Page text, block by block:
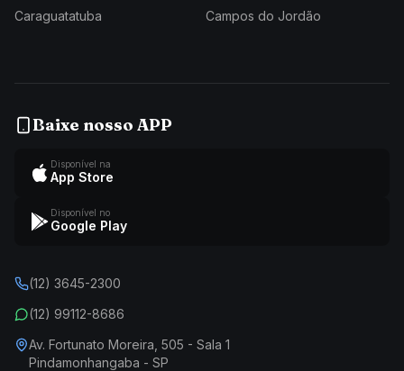
Caraguatatuba Campos do Jordão
Baixe nosso APP
Disponível na
App Store
Disponível no
Google Play
(12) 3645-2300
(12) 99112-8686
Av. Fortunato Moreira, 505 - Sala 1
Pindamonhangaba - SP